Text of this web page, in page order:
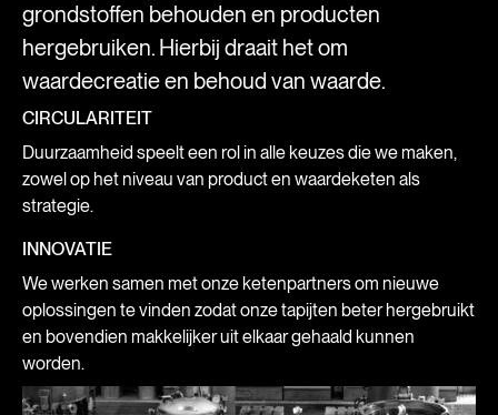
grondstoffen behouden en producten
hergebruiken. Hierbij draait het om
waardecreatie en behoud van waarde.
CIRCULARITEIT
Duurzaamheid speelt een rol in alle keuzes die we maken,
zowel op het niveau van product en waardeketen als
strategie.
INNOVATIE
We werken samen met onze ketenpartners om nieuwe
oplossingen te vinden zodat onze tapijten beter hergebruikt
en bovendien makkelijker uit elkaar gehaald kunnen
worden.